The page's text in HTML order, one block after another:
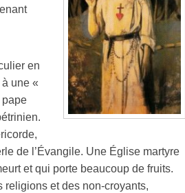
en
une «
pape
de l’Évangile. Une Église martyre
et qui porte beaucoup de fruits.
religions et des non-croyants,